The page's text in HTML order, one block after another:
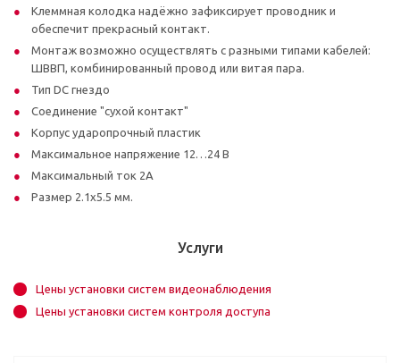
Клеммная колодка надёжно зафиксирует проводник и
обеспечит прекрасный контакт.
Монтаж возможно осуществлять с разными типами кабелей:
ШВВП, комбинированный провод или витая пара.
Тип DC гнездо
Соединение "сухой контакт"
Корпус ударопрочный пластик
Максимальное напряжение 12…24 В
Максимальный ток 2А
Размер 2.1х5.5 мм.
Услуги
Цены установки систем видеонаблюдения
Цены установки систем контроля доступа